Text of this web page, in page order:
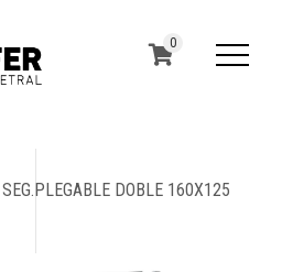
0
DOBLE 160X125